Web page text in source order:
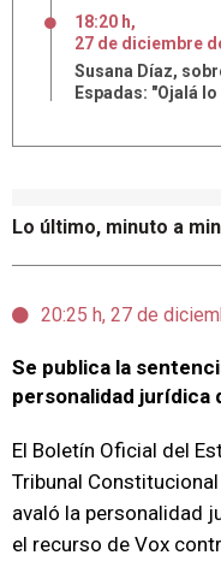
Lo último, minuto a
20:25 h, 27 de
Se publica la
personalidad jurídica
El Boletín Oficial del
Tribunal
avaló la personalidad
el recurso de Vox
18:20 h,
27 de diciembre
Susana Díaz,
Espadas: "Ojalá